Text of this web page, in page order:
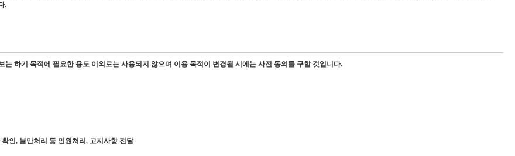
.
하기 목적에 필요한 용도 이외로는 사용되지 않으며 이용 목적이 변경될 시에는 사전 동의를 구할 것입니다.
인, 불만처리 등 민원처리, 고지사항 전달